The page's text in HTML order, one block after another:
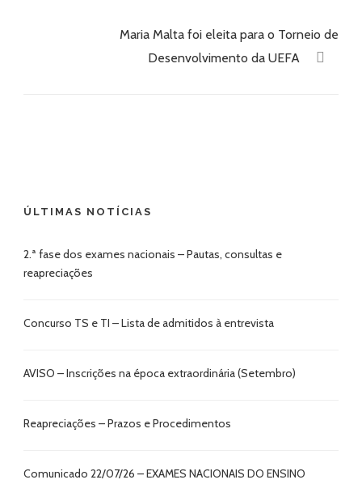
Maria Malta foi eleita para o Torneio de
Desenvolvimento da UEFA
ÚLTIMAS NOTÍCIAS
2.ª fase dos exames nacionais – Pautas, consultas e
reapreciações
Concurso TS e TI – Lista de admitidos à entrevista
AVISO – Inscrições na época extraordinária (Setembro)
Reapreciações – Prazos e Procedimentos
Comunicado 22/07/26 – EXAMES NACIONAIS DO ENSINO